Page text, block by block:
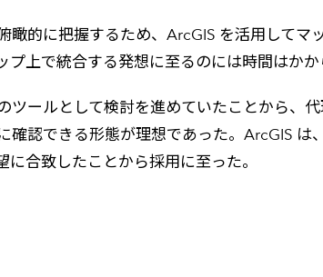
瞰的に把握するため、ArcGIS を活用して
上で統合する発想に至るのには時間はかか
ツールとして検討を進めていたことから、
確認できる形態が理想であった。ArcGIS
合致したことから採用に至った。